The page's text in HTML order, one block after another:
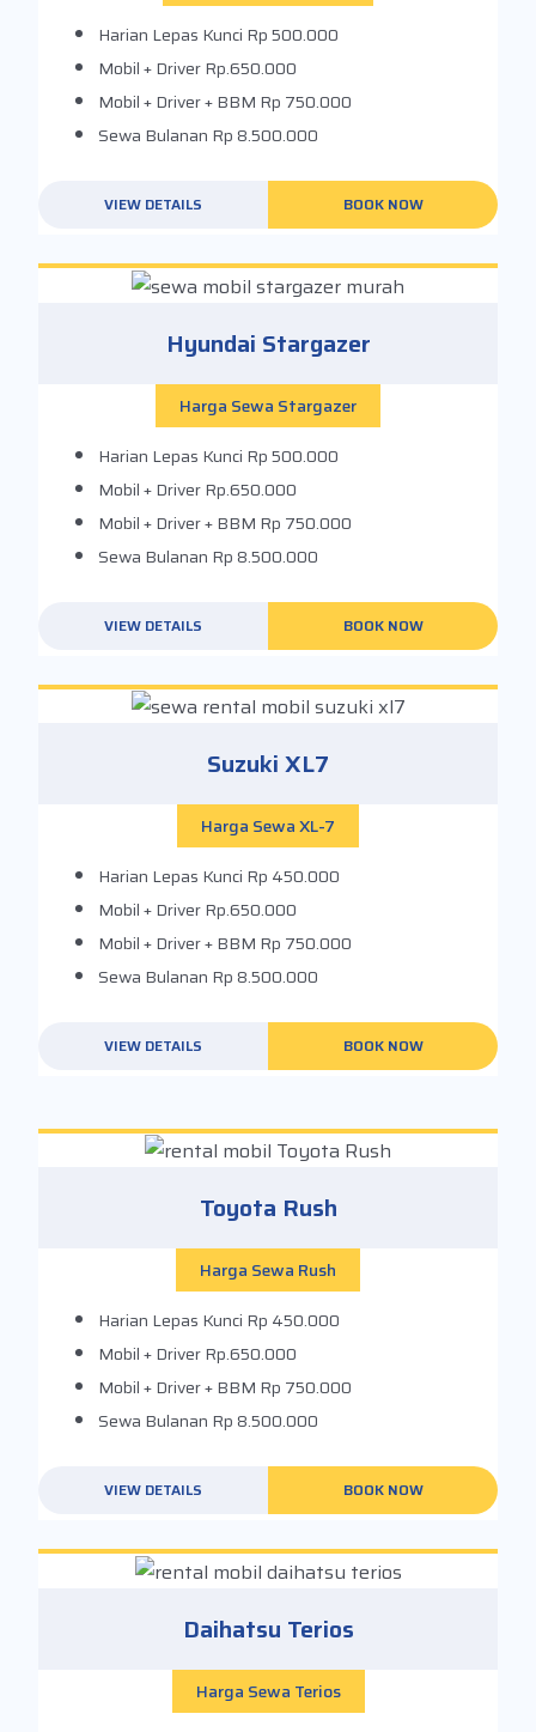
Harian Lepas Kunci Rp 500.000
Mobil + DriverRp.650.000
Mobil + Driver + BBM Rp 750.000
Sewa Bulanan Rp 8.500.000
VIEW DETAILS BOOK NOW
Hyundai Stargazer
Harga Sewa Stargazer
Harian Lepas Kunci Rp 500.000
Mobil + DriverRp.650.000
Mobil + Driver + BBM Rp 750.000
Sewa Bulanan Rp 8.500.000
VIEW DETAILS BOOK NOW
Suzuki XL7
Harga Sewa XL-7
Harian Lepas Kunci Rp 450.000
Mobil + DriverRp.650.000
Mobil + Driver + BBM Rp 750.000
Sewa Bulanan Rp 8.500.000
VIEW DETAILS BOOK NOW
Toyota Rush
Harga Sewa Rush
Harian Lepas Kunci Rp 450.000
Mobil + DriverRp.650.000
Mobil + Driver + BBM Rp 750.000
Sewa Bulanan Rp 8.500.000
VIEW DETAILS BOOK NOW
Daihatsu Terios
Harga Sewa Terios